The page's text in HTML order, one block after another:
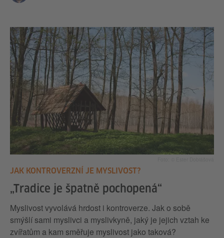
JAK KONTROVERZNÍ JE MYSLIVOST?
„Tradice je špatně pochopená“
Myslivost vyvolává hrdost i kontroverze. Jak o sobě
smýšlí sami myslivci a myslivkyně, jaký je jejich vztah ke
zvířatům a kam směřuje myslivost jako taková?